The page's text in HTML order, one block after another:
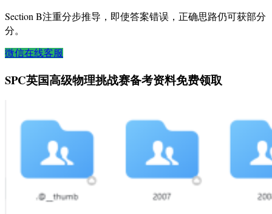
Section B注重分步推导，即使答案错误，正确思路仍可获部分
分。
微信在线客服
SPC英国高级物理挑战赛备考资料免费领取